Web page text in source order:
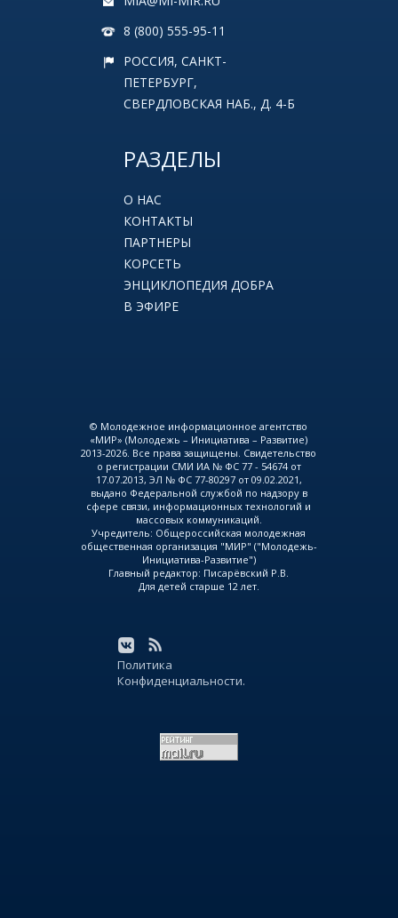
8 (800) 555-95-11
РОССИЯ, САНКТ-
ПЕТЕРБУРГ,
СВЕРДЛОВСКАЯ НАБ., Д. 4-Б
РАЗДЕЛЫ
О НАС
КОНТАКТЫ
ПАРТНЕРЫ
КОРСЕТЬ
ЭНЦИКЛОПЕДИЯ ДОБРА
В ЭФИРЕ
© Молодежное информационное агентство
«МИР» (Молодежь – Инициатива – Развитие)
2013-2026. Все права защищены. Свидетельство
о регистрации СМИ ИА № ФС 77 - 54674 от
17.07.2013, ЭЛ № ФС 77-80297 от 09.02.2021,
выдано Федеральной службой по надзору в
сфере связи, информационных технологий и
массовых коммуникаций.
Учредитель: Общероссийская молодежная
общественная организация "МИР" ("Молодежь-
Инициатива-Развитие")
Главный редактор: Писарёвский Р.В.
Для детей старше 12 лет.
Политика
Конфиденциальности.